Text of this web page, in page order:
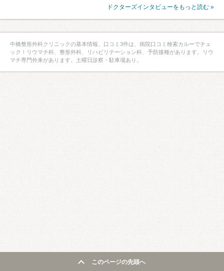
ドクターズインタビューをもっと読む »
中橋整形外科クリニックの基本情報、口コミ3件は、病院口コミ検索カルーでチェ
ック！リウマチ科、整形外科、リハビリテーション科、予防接種があります。リウ
マチ専門外来があります。土曜日診察・駐車場あり。
このページの先頭へ